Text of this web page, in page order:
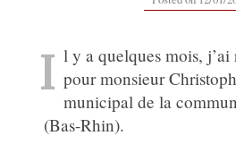
I l y a quelques mois, j’ai
pour monsieur
municipal de la
(Bas-Rhin).